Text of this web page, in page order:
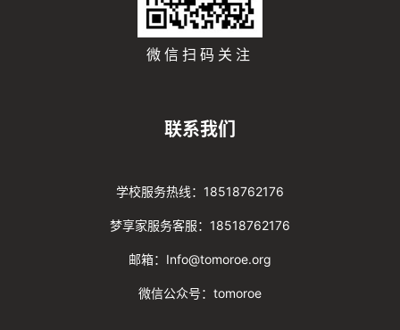
微信扫码关注
联系我们
学校服务热线：18518762176
梦享家服务客服：18518762176
邮箱：Info@tomoroe.org
微信公众号：tomoroe